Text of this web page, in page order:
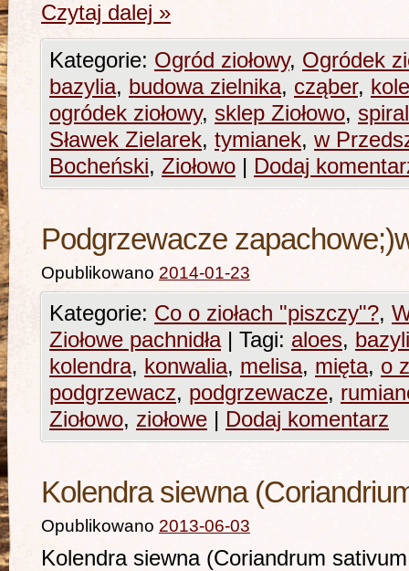
Czytaj dalej »
Kategorie: Ogród ziołowy, Ogródek
bazylia, budowa zielnika, cząber,
ogródek ziołowy, sklep Ziołowo,
Sławek Zielarek, tymianek, w
Bocheński, Ziołowo | Dodaj
Podgrzewacze
Opublikowano 2014-01-23
Kategorie: Co o ziołach "piszczy"?,
Ziołowe pachnidła | Tagi: aloes,
kolendra, konwalia, melisa, mięta, o
podgrzewacz, podgrzewacze,
Ziołowo, ziołowe | Dodaj komentarz
Kolendra siewna
Opublikowano 2013-06-03
Kolendra siewna (Coriandrum